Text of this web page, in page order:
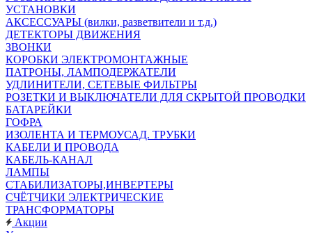
УСТАНОВКИ
АКСЕССУАРЫ (вилки, разветвители и т.д.)
ДЕТЕКТОРЫ ДВИЖЕНИЯ
ЗВОНКИ
КОРОБКИ ЭЛЕКТРОМОНТАЖНЫЕ
ПАТРОНЫ, ЛАМПОДЕРЖАТЕЛИ
УДЛИНИТЕЛИ, СЕТЕВЫЕ ФИЛЬТРЫ
РОЗЕТКИ И ВЫКЛЮЧАТЕЛИ ДЛЯ СКРЫТОЙ ПРОВОДКИ
БАТАРЕЙКИ
ГОФРА
ИЗОЛЕНТА И ТЕРМОУСАД. ТРУБКИ
КАБЕЛИ И ПРОВОДА
КАБЕЛЬ-КАНАЛ
ЛАМПЫ
СТАБИЛИЗАТОРЫ,ИНВЕРТЕРЫ
СЧЁТЧИКИ ЭЛЕКТРИЧЕСКИЕ
ТРАНСФОРМАТОРЫ
Акции